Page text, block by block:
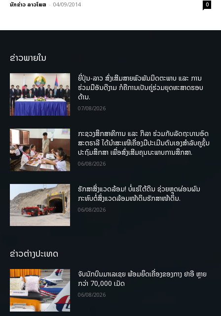
ນັກຂ່າວ ລາວໂພສ - 04/09/2014 0
ຂ່າວພາຍໃນ
ຍີ່ປຸ່ນ-ລາວ ສົ່ງເສີມສາຍພົວພັນມິດຕະພາບ ແລະ ການ
ຮ່ວມມືອັນດີງາມ ກໍຄືການເປັນຄູ່ຮ່ວມຍຸດທະສາດຮອບ
ດ້ານ.
07/08/2026
ກະຊວງສຶກສາທິການ ແລະ ກິລາ ຮ່ວມກັບລັດຖະບານອົດ
ສະຕຣາລີ ໄດ້ນຳສະເໜີເຄື່ອງມືປະເມີນຕົນເອງສຳລັບຄູຊັ້ນ
ປະຖົມສຶກສາ ເພື່ອສົ່ງເສີມຄຸນນະພາບການສຶກສາ.
06/08/2026
ຮັກສາສິ່ງແວດລ້ອມ! ບໍ່ແຮ່ໃຕ້ດິນ ຊ່ວຍຫຼຸດຜ່ອນຜົນ
ກະທົບຕໍ່ສິ່ງແວດລ້ອມໜ້າດິນຮັກສາໜ້າດິນ.
06/08/2026
ຂ່າວຕ່າງປະເທດ
ຈັບນັກບິນມາເລເຊຍ ພ້ອມຍຶດເຄື່ອງຂອງກາງ ຢາອີ ຫຼາຍ
ກວ່າ 70,000 ເມັດ
06/08/2026